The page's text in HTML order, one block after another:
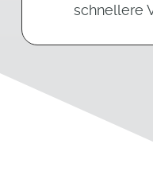
schnellere